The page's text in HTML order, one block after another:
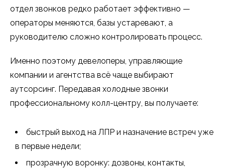
отдел звонков редко работает эффективно —
операторы меняются, базы устаревают, а
руководителю сложно контролировать процесс.
Именно поэтому девелоперы, управляющие
компании и агентства всё чаще выбирают
аутсорсинг. Передавая холодные звонки
профессиональному колл-центру, вы получаете:
быстрый выход на ЛПР и назначение встреч уже
в первые недели;
прозрачную воронку: дозвоны, контакты,